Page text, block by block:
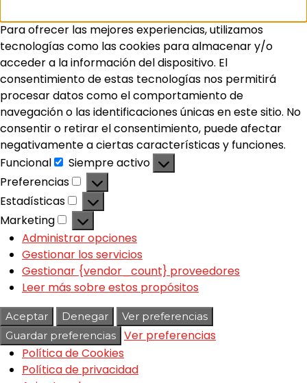
Para ofrecer las mejores experiencias, utilizamos
tecnologías como las cookies para almacenar y/o
acceder a la información del dispositivo. El
consentimiento de estas tecnologías nos permitirá
procesar datos como el comportamiento de
navegación o las identificaciones únicas en este sitio. No
consentir o retirar el consentimiento, puede afectar
negativamente a ciertas características y funciones.
Funcional
Siempre activo
Preferencias
Estadísticas
Marketing
Administrar opciones
Gestionar los servicios
Gestionar {vendor_count} proveedores
Leer más sobre estos propósitos
Aceptar Denegar
Ver preferencias
Guardar preferencias
Ver preferencias
Política de Cookies
Política de privacidad